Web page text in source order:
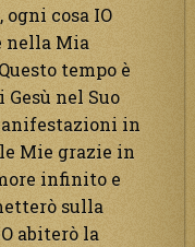
ogni cosa IO
nella Mia
tempo è
nel Suo
in
Mie grazie in
infinito e
sulla
abiterò la